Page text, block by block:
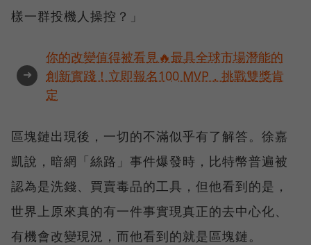
樣一群投機人操控？」
➜
你的改變值得被看見🔥最具全球市場潛能的
創新實踐！立即報名100 MVP，挑戰雙獎肯
定
區塊鏈出現後，一切的不滿似乎有了解答。徐嘉
凱說，暗網「絲路」事件爆發時，比特幣普遍被
認為是洗錢、買賣毒品的工具，但他看到的是，
世界上原來真的有一件事實現真正的去中心化、
有機會改變現況，而他看到的就是區塊鏈。